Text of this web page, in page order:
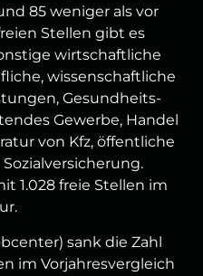
85 weniger als vor
Stellen gibt es
wirtschaftliche
wissenschaftliche
Gesundheits-
Gewerbe, Handel
von Kfz, öffentliche
1.028 freie Stellen im
sank die Zahl
im Vorjahresvergleich